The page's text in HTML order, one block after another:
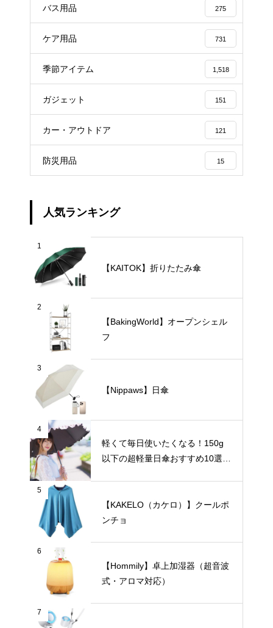
バス用品 275
ケア用品 731
季節アイテム 1,518
ガジェット 151
カー・アウトドア 121
防災用品 15
人気ランキング
1
【KAITOK】折りたたみ傘
2
【BakingWorld】オープンシェル
フ
3
【Nippaws】日傘
4
軽くて毎日使いたくなる！150g
以下の超軽量日傘おすすめ10選
5
【KAKELO（カケロ）】クールポ
ンチョ
6
【Hommily】卓上加湿器（超音波
式・アロマ対応）
7